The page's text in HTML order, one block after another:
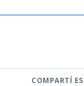
COMPARTÍ